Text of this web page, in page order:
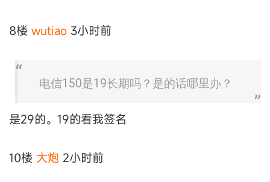
8楼 wutiao 3小时前
电信150是19长期吗？是的话哪里办？
是29的。19的看我签名
10楼 大炮 2小时前